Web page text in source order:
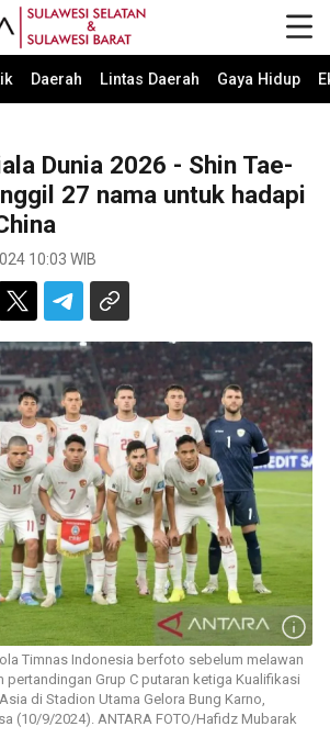
Daerah Lintas Daerah Gaya Hidup
Dunia 2026 - Shin Tae-
27 nama untuk hadapi
10:03 WIB
Timnas Indonesia berfoto sebelum melawan
pertandingan Grup C putaran ketiga Kualifikasi
di Stadion Utama Gelora Bung Karno,
(10/9/2024). ANTARA FOTO/Hafidz Mubarak